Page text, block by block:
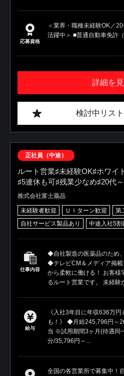
応募資格
＜業界・職種未経験OK／
活躍中＞ ■普通自動車免許
詳細を
検討中リス
正社員（中途）
ルート営業♯未経験OK♯ホワイ
♯5連休も可♯残業少なめ♯20代
株式会社富士薬品
未経験者歓迎 ＵＩターン歓迎
第
自社サービス製品あり
中途入社5割
仕事内容
◆自社製造の医薬品のため
◆テレビCM＆メディア掲
から柔軟に働ける！ お客様
るルート営業です。 未経験
給与
《入社3年目に年収636万
も！》 ◆月給245,796円～
当 ※試用期間3ヶ月(待遇同
分/35,796円～...
全国の各営業所で募集中！